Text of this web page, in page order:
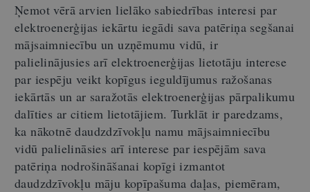
Ņemot vērā arvien lielāko sabiedrības interesi par
elektroenerģijas iekārtu iegādi sava patēriņa segšanai
mājsaimniecību un uzņēmumu vidū, ir
palielinājusies arī elektroenerģijas lietotāju interese
par iespēju veikt kopīgus ieguldījumus ražošanas
iekārtās un ar saražotās elektroenerģijas pārpalikumu
dalīties ar citiem lietotājiem. Turklāt ir paredzams,
ka nākotnē daudzdzīvokļu namu mājsaimniecību
vidū palielināsies arī interese par iespējām sava
patēriņa nodrošināšanai kopīgi izmantot
daudzdzīvokļu māju kopīpašuma daļas, piemēram,